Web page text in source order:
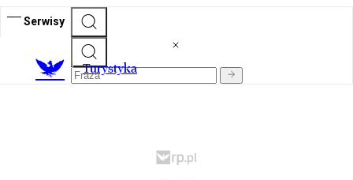
Serwisy
Turystyka